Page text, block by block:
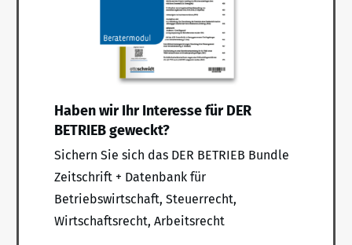
Haben wir Ihr Interesse für DER
BETRIEB geweckt?
Sichern Sie sich das DER BETRIEB Bundle
Zeitschrift + Datenbank für
Betriebswirtschaft, Steuerrecht,
Wirtschaftsrecht, Arbeitsrecht